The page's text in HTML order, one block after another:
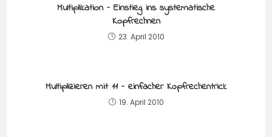
Multiplikation – Einstieg ins systematische
Kopfrechnen
23. April 2010
Multiplizieren mit 11 – einfacher Kopfrechentrick
19. April 2010